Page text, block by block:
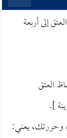
إلى أربعة
العتق
].
وحررتك، يعني: